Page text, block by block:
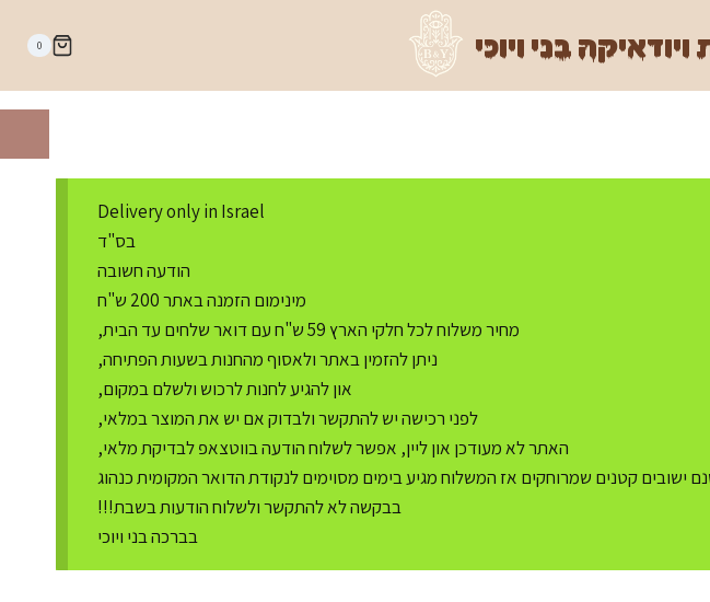
בני ויוכי 0
Delivery only in Israel
בס"ד
הודעה חשובה
מינימום הזמנה באתר 200 ש"ח
מחיר משלוח לכל חלקי הארץ 59 ש"ח עם דואר שלחים עד הבית,
ניתן להזמין באתר ולאסוף מהחנות בשעות הפתיחה,
און להגיע לחנות לרכוש ולשלם במקום,
לפני רכישה יש להתקשר ולבדוק אם יש את המוצר במלאי,
האתר לא מעודכן און ליין, אפשר לשלוח הודעה בווטצאפ לבדיקת מלאי,
ישובים קטנים שמרוחקים אז המשלוח מגיע בימים מסוימים לנקודת הדואר המקומית כנהוג
בבקשה לא להתקשר ולשלוח הודעות בשבת!!!
בברכה בני ויוכי